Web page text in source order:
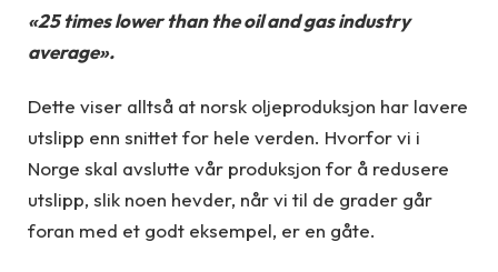
«25 times lower than the oil and gas industry
average».
Dette viser alltså at norsk oljeproduksjon har lavere
utslipp enn snittet for hele verden. Hvorfor vi i
Norge skal avslutte vår produksjon for å redusere
utslipp, slik noen hevder, når vi til de grader går
foran med et godt eksempel, er en gåte.